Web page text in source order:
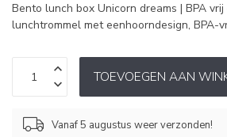
Bento lunch box Unicorn dreams | BPA vrij
lunchtrommel met eenhoorndesign, BPA-
TOEVOEGEN AAN
Vanaf 5 augustus weer verzonden!